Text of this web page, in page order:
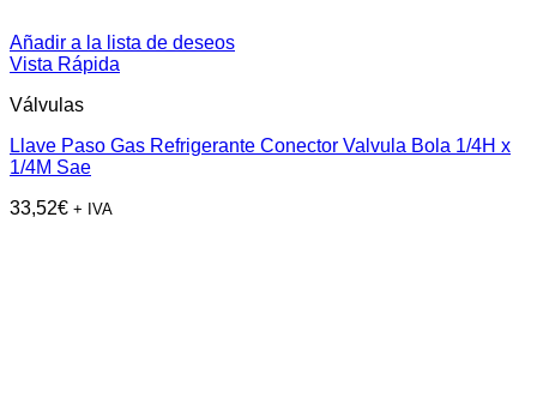
Añadir a la lista de deseos
Vista Rápida
Válvulas
Llave Paso Gas Refrigerante Conector Valvula Bola 1/4H x
1/4M Sae
33,52€ + IVA